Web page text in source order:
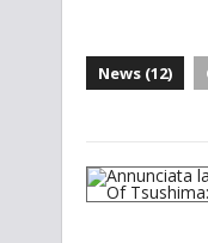
News (12)